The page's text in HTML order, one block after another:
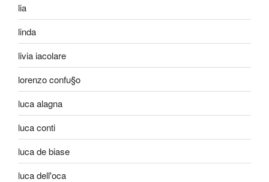
lia
linda
livia iacolare
lorenzo confu§o
luca alagna
luca conti
luca de biase
luca dell'oca